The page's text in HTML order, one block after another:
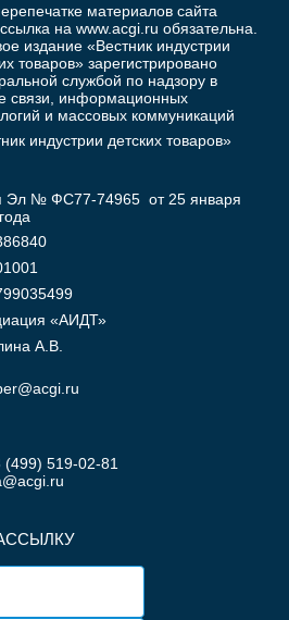
материалов сайта
на www.acgi.ru обязательна.
издание «Вестник индустрии
товаров» зарегистрировано
службой по надзору в
связи, информационных
и массовых коммуникаций
индустрии детских товаров»
Эл № ФС77-74965 от 25 января
«АИДТ»
А.В.
(499) 519-02-81